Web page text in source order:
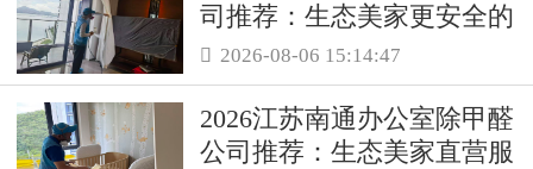
司推荐：生态美家更安全的
母婴级治理服务！
 2026-08-06 15:14:47
2026江苏南通办公室除甲醛
公司推荐：生态美家直营服